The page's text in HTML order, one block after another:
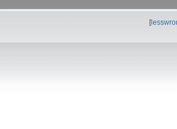
[